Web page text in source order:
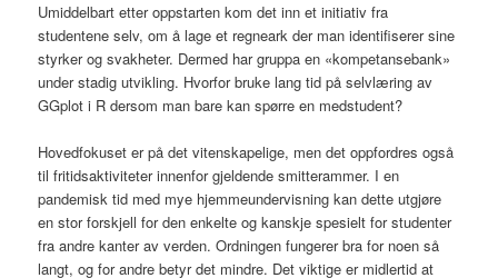
Umiddelbart etter oppstarten kom det inn et initiativ fra
studentene selv, om å lage et regneark der man identifiserer sine
styrker og svakheter. Dermed har gruppa en «kompetansebank»
under stadig utvikling. Hvorfor bruke lang tid på selvlæring av
GGplot i R dersom man bare kan spørre en medstudent?
Hovedfokuset er på det vitenskapelige, men det oppfordres også
til fritidsaktiviteter innenfor gjeldende smitterammer. I en
pandemisk tid med mye hjemmeundervisning kan dette utgjøre
en stor forskjell for den enkelte og kanskje spesielt for studenter
fra andre kanter av verden. Ordningen fungerer bra for noen så
langt, og for andre betyr det mindre. Det viktige er midlertid at